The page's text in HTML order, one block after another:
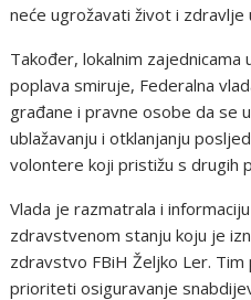
neće ugrožavati život i zdravlje
Također, lokalnim zajednicama
poplava smiruje, Federalna
građane i pravne osobe da se
ublažavanju i otklanjanju
volontere koji pristižu s drugih
Vlada je razmatrala i
zdravstvenom stanju koju je
zdravstvo FBiH Željko Ler.
prioriteti osiguravanje